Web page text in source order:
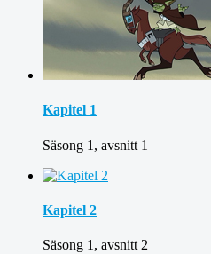
Kapitel 1
Säsong 1, avsnitt 1
Kapitel 2
Säsong 1, avsnitt 2